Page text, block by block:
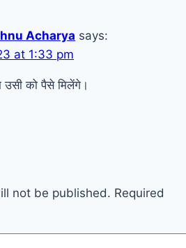
Acharya says:
at 1:33 pm
उसी को पैसे मिलेंगे।
not be published. Required